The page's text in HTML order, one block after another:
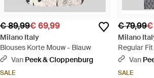
€ 89,99€ 69,99
Milano Italy
Blouses Korte Mouw - Blauw
Van Peek & Cloppenburg
SALE
€ 79,99€
Milano
Regular
Van
SALE